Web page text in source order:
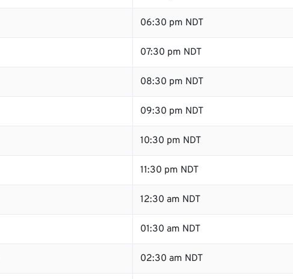
06:30 pm NDT
07:30 pm NDT
08:30 pm NDT
09:30 pm NDT
10:30 pm NDT
11:30 pm NDT
12:30 am NDT
01:30 am NDT
02:30 am NDT